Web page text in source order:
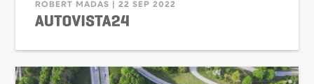
ROBERT MADAS | 22 SEP 2022